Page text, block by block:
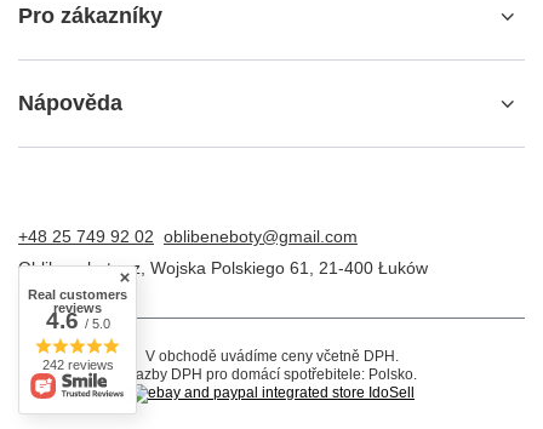
Pro zákazníky
Nápověda
+48 25 749 92 02 oblibeneboty@gmail.com
Oblibeneboty.cz Wojska Polskiego 61 21-400 Łuków
V obchodě uvádíme ceny včetně DPH.
Sazby DPH pro domácí spotřebitele: Polsko.
Real customers
reviews
4.6/ 5.0
242 reviews